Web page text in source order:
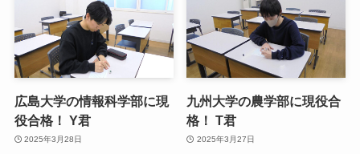
広島大学の情報科学部に現
役合格！ Y君
2025年3月28日
九州大学の農学部に現役合
格！ T君
2025年3月27日